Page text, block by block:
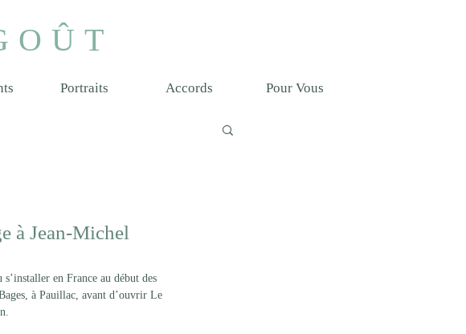
Portraits Accords Pour Vous
à Jean-Michel
en France au début des
à Pauillac, avant d’ouvrir Le